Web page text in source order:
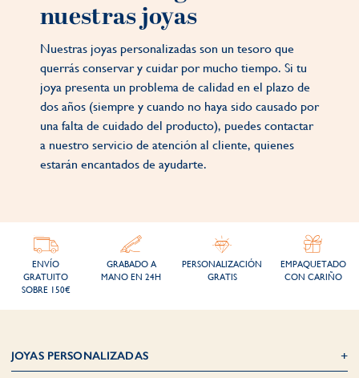
nuestras joyas
Nuestras joyas personalizadas son un tesoro que
querrás conservar y cuidar por mucho tiempo. Si tu
joya presenta un problema de calidad en el plazo de
dos años (siempre y cuando no haya sido causado por
una falta de cuidado del producto), puedes contactar
a nuestro servicio de atención al cliente, quienes
estarán encantados de ayudarte.
ENVÍO
GRATUITO
SOBRE 150€
GRABADO A
MANO EN 24H
PERSONALIZACIÓN
GRATIS
EMPAQUETADO
CON CARIÑO
JOYAS PERSONALIZADAS